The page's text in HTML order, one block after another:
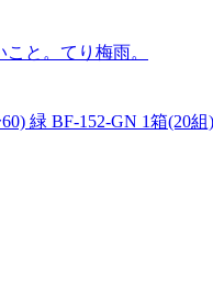
と。てり梅雨。
緑 BF-152-GN 1箱(20組)